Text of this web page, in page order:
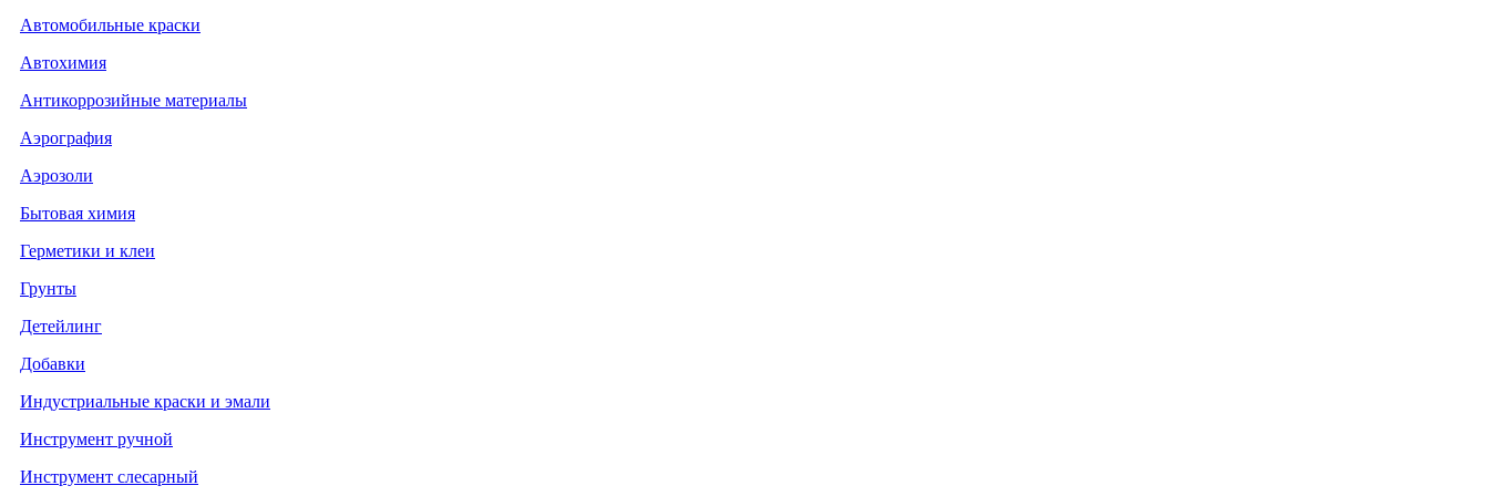
Автомобильные краски
Автохимия
Антикоррозийные материалы
Аэрография
Аэрозоли
Бытовая химия
Герметики и клеи
Грунты
Детейлинг
Добавки
Индустриальные краски и эмали
Инструмент ручной
Инструмент слесарный